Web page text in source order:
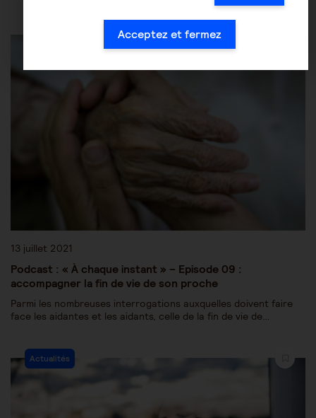
13 juillet 2021
Podcast : « À chaque instant » – Episode 09 :
accompagner la fin de vie de son proche
Parmi les nombreuses interrogations auxquelles doivent faire
face les aidantes et les aidants, celle de la fin de vie de…
Actualités
Acceptez et fermez